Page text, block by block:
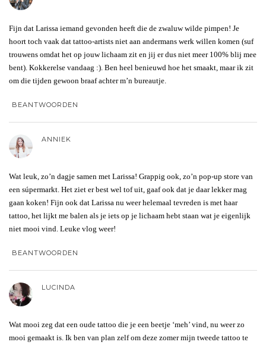
Fijn dat Larissa iemand gevonden heeft die de zwaluw wilde pimpen! Je
hoort toch vaak dat tattoo-artists niet aan andermans werk willen komen (suf
trouwens omdat het op jouw lichaam zit en jij er dus niet meer 100% blij mee
bent). Kokkerelse vandaag :). Ben heel benieuwd hoe het smaakt, maar ik zit
om die tijden gewoon braaf achter m’n bureautje.
BEANTWOORDEN
ANNIEK
Wat leuk, zo’n dagje samen met Larissa! Grappig ook, zo’n pop-up store van
een súpermarkt. Het ziet er best wel tof uit, gaaf ook dat je daar lekker mag
gaan koken! Fijn ook dat Larissa nu weer helemaal tevreden is met haar
tattoo, het lijkt me balen als je iets op je lichaam hebt staan wat je eigenlijk
niet mooi vind. Leuke vlog weer!
BEANTWOORDEN
LUCINDA
Wat mooi zeg dat een oude tattoo die je een beetje ‘meh’ vind, nu weer zo
mooi gemaakt is. Ik ben van plan zelf om deze zomer mijn tweede tattoo te